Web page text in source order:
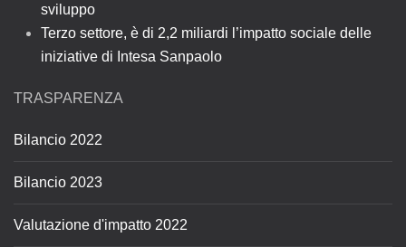
sviluppo
Terzo settore, è di 2,2 miliardi l’impatto sociale delle
iniziative di Intesa Sanpaolo
TRASPARENZA
Bilancio 2022
Bilancio 2023
Valutazione d'impatto 2022